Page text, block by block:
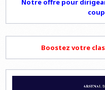
Notre offre pour
Boostez votre